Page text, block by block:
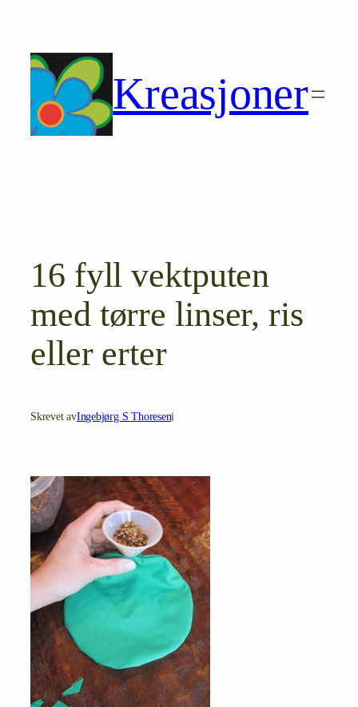
innhold
Kreasjoner
16 fyll vektputen
med tørre linser, ris
eller erter
Skrevet avIngebjørg S Thoreseni